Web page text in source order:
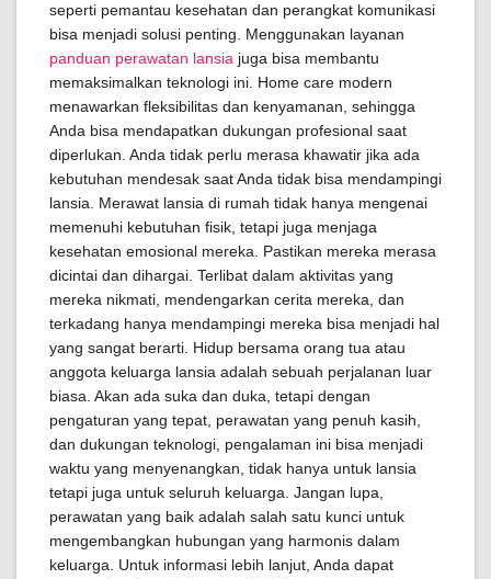
seperti pemantau kesehatan dan perangkat komunikasi
bisa menjadi solusi penting. Menggunakan layanan
panduan perawatan lansia juga bisa membantu
memaksimalkan teknologi ini. Home care modern
menawarkan fleksibilitas dan kenyamanan, sehingga
Anda bisa mendapatkan dukungan profesional saat
diperlukan. Anda tidak perlu merasa khawatir jika ada
kebutuhan mendesak saat Anda tidak bisa mendampingi
lansia. Merawat lansia di rumah tidak hanya mengenai
memenuhi kebutuhan fisik, tetapi juga menjaga
kesehatan emosional mereka. Pastikan mereka merasa
dicintai dan dihargai. Terlibat dalam aktivitas yang
mereka nikmati, mendengarkan cerita mereka, dan
terkadang hanya mendampingi mereka bisa menjadi hal
yang sangat berarti. Hidup bersama orang tua atau
anggota keluarga lansia adalah sebuah perjalanan luar
biasa. Akan ada suka dan duka, tetapi dengan
pengaturan yang tepat, perawatan yang penuh kasih,
dan dukungan teknologi, pengalaman ini bisa menjadi
waktu yang menyenangkan, tidak hanya untuk lansia
tetapi juga untuk seluruh keluarga. Jangan lupa,
perawatan yang baik adalah salah satu kunci untuk
mengembangkan hubungan yang harmonis dalam
keluarga. Untuk informasi lebih lanjut, Anda dapat